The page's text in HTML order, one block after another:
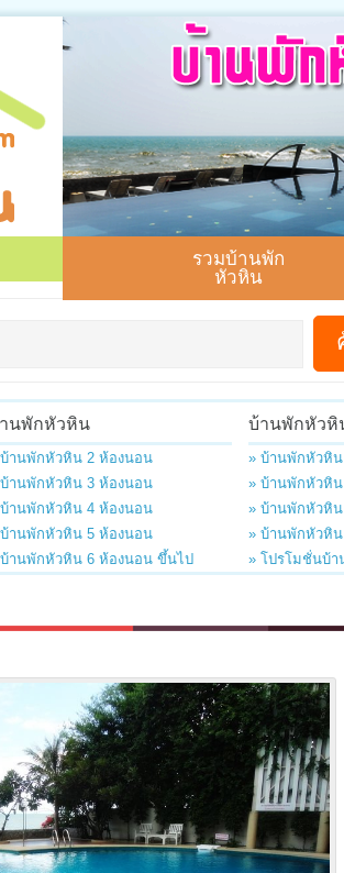
รวมบ้านพัก
หัวหิน
นพักหัวหิน
านพักหัวหิน 2 ห้องนอน
านพักหัวหิน 3 ห้องนอน
านพักหัวหิน 4 ห้องนอน
านพักหัวหิน 5 ห้องนอน
านพักหัวหิน 6 ห้องนอน ขึ้นไป
บ้านพักหัวหิ
» บ้านพักหัวหิ
» บ้านพักหัวหิ
» บ้านพักหัวหิ
» บ้านพักหัวหิ
» โปรโมชั่นบ้